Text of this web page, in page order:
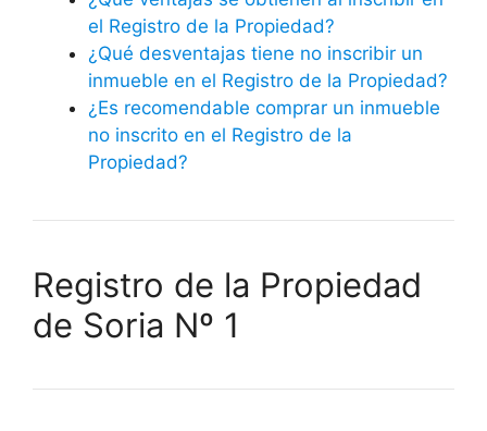
el Registro de la Propiedad?
¿Qué desventajas tiene no inscribir un
inmueble en el Registro de la Propiedad?
¿Es recomendable comprar un inmueble
no inscrito en el Registro de la
Propiedad?
Registro de la Propiedad
de Soria Nº 1